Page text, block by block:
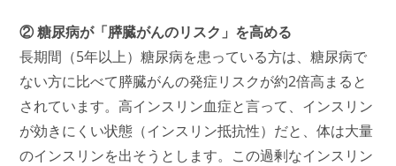
② 糖尿病が「膵臓がんのリスク」を高める
長期間（5年以上）糖尿病を患っている方は、糖尿病で
ない方に比べて膵臓がんの発症リスクが約2倍高まると
されています。高インスリン血症と言って、インスリン
が効きにくい状態（インスリン抵抗性）だと、体は大量
のインスリンを出そうとします。この過剰なインスリン